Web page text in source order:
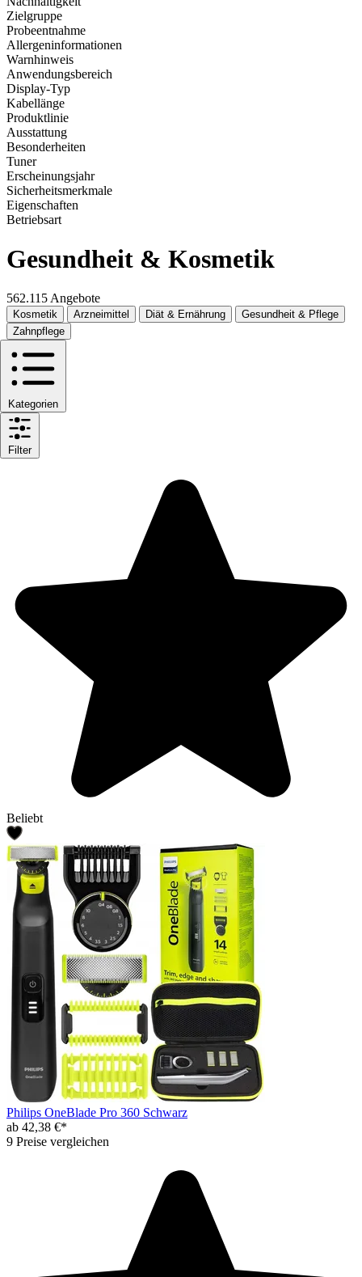
Zielgruppe
Probeentnahme
Allergeninformationen
Warnhinweis
Anwendungsbereich
Display-Typ
Kabellänge
Produktlinie
Ausstattung
Besonderheiten
Tuner
Erscheinungsjahr
Sicherheitsmerkmale
Eigenschaften
Betriebsart
Gesundheit & Kosmetik
562.115 Angebote
Kosmetik Arzneimittel Diät & Ernährung
Gesundheit & Pflege
Zahnpflege
Kategorien
Filter
Beliebt
Philips OneBlade Pro 360 Schwarz
ab 42,38 €*
9 Preise vergleichen